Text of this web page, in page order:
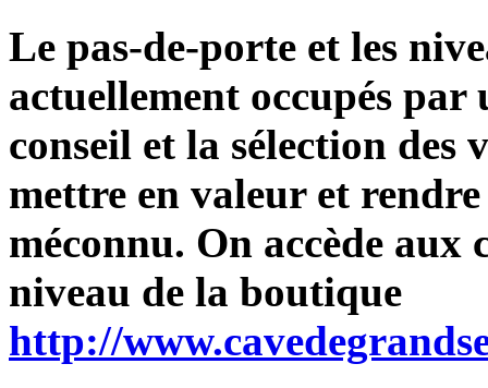
Le pas-de-porte et les
actuellement occupés par
conseil et la sélection des
mettre en valeur et
méconnu. On accède aux
niveau de la boutique
http://